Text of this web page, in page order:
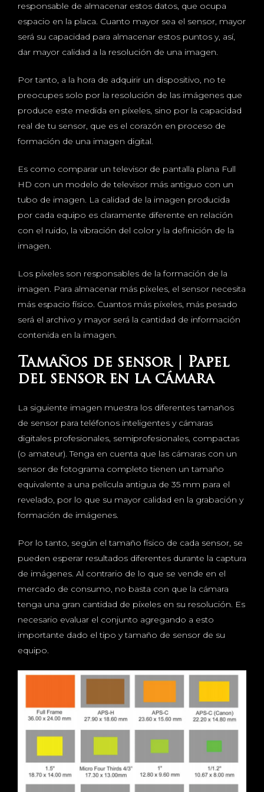
responsable de almacenar estos datos, que ocupa
espacio en la placa. Cuanto mayor sea el sensor, mayor
será su capacidad para almacenar estos puntos y, así,
dar mayor calidad a la resolución de una imagen.
Por tanto, a la hora de adquirir un dispositivo, no te
preocupes solo por la resolución de las imágenes que
produce este medida en píxeles, sino por la capacidad
real de tu sensor, que es el corazón en proceso de
formación de una imagen digital.
Es como comparar un televisor de pantalla plana Full
HD con un modelo de televisor más antiguo con un
tubo de imagen. La calidad de la imagen producida
por cada equipo es claramente diferente en relación
con el ruido, la vibración del color y la definición de la
imagen.
Los píxeles son responsables de la formación de la
imagen. Para almacenar más píxeles, el sensor necesita
más espacio físico. Cuantos más píxeles, más pesado
será el archivo y mayor será la cantidad de información
contenida en la imagen.
Tamaños de sensor | Papel
del sensor en la cámara
La siguiente imagen muestra los diferentes tamaños
de sensor para teléfonos inteligentes y cámaras
digitales profesionales, semiprofesionales, compactas
(o amateur). Tenga en cuenta que las cámaras con un
sensor de fotograma completo tienen un tamaño
equivalente a una película antigua de 35 mm para el
revelado, por lo que su mayor calidad en la grabación y
formación de imágenes.
Por lo tanto, según el tamaño físico de cada sensor, se
pueden esperar resultados diferentes durante la captura
de imágenes. Al contrario de lo que se vende en el
mercado de consumo, no basta con que la cámara
tenga una gran cantidad de píxeles en su resolución. Es
necesario evaluar el conjunto agregando a esto
importante dado el tipo y tamaño de sensor de su
equipo.